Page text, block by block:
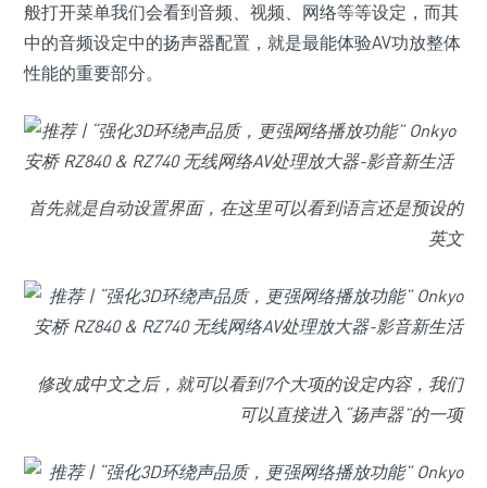
般打开菜单我们会看到音频、视频、网络等等设定，而其
中的音频设定中的扬声器配置，就是最能体验AV功放整体
性能的重要部分。
首先就是自动设置界面，在这里可以看到语言还是预设的
英文
修改成中文之后，就可以看到7个大项的设定内容，我们
可以直接进入“扬声器”的一项